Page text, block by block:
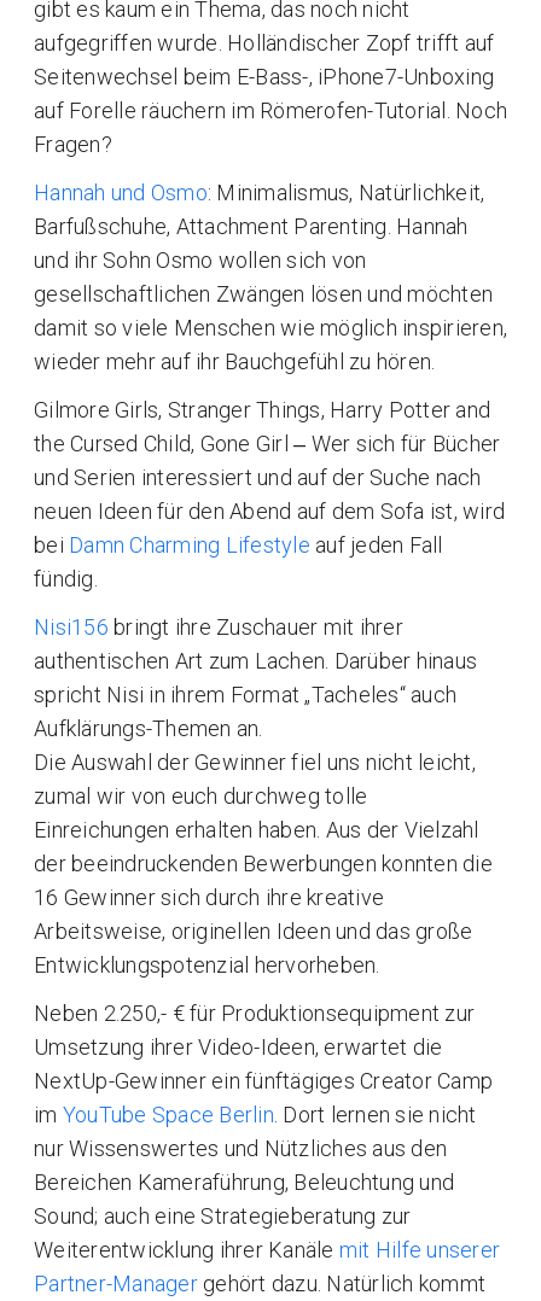
gibt es kaum ein Thema, das noch nicht
aufgegriffen wurde. Holländischer Zopf trifft auf
Seitenwechsel beim E-Bass-, iPhone7-Unboxing
auf Forelle räuchern im Römerofen-Tutorial. Noch
Fragen?
Hannah und Osmo: Minimalismus, Natürlichkeit,
Barfußschuhe, Attachment Parenting. Hannah
und ihr Sohn Osmo wollen sich von
gesellschaftlichen Zwängen lösen und möchten
damit so viele Menschen wie möglich inspirieren,
wieder mehr auf ihr Bauchgefühl zu hören.
Gilmore Girls, Stranger Things, Harry Potter and
the Cursed Child, Gone Girl ‒ Wer sich für Bücher
und Serien interessiert und auf der Suche nach
neuen Ideen für den Abend auf dem Sofa ist, wird
bei Damn Charming Lifestyle auf jeden Fall
fündig.
Nisi156 bringt ihre Zuschauer mit ihrer
authentischen Art zum Lachen. Darüber hinaus
spricht Nisi in ihrem Format „Tacheles“ auch
Aufklärungs-Themen an.
Die Auswahl der Gewinner fiel uns nicht leicht,
zumal wir von euch durchweg tolle
Einreichungen erhalten haben. Aus der Vielzahl
der beeindruckenden Bewerbungen konnten die
16 Gewinner sich durch ihre kreative
Arbeitsweise, originellen Ideen und das große
Entwicklungspotenzial hervorheben.
Neben 2.250,- € für Produktionsequipment zur
Umsetzung ihrer Video-Ideen, erwartet die
NextUp-Gewinner ein fünftägiges Creator Camp
im YouTube Space Berlin . Dort lernen sie nicht
nur Wissenswertes und Nützliches aus den
Bereichen Kameraführung, Beleuchtung und
Sound; auch eine Strategieberatung zur
Weiterentwicklung ihrer Kanäle mit Hilfe unserer
Partner-Managergehört dazu. Natürlich kommt